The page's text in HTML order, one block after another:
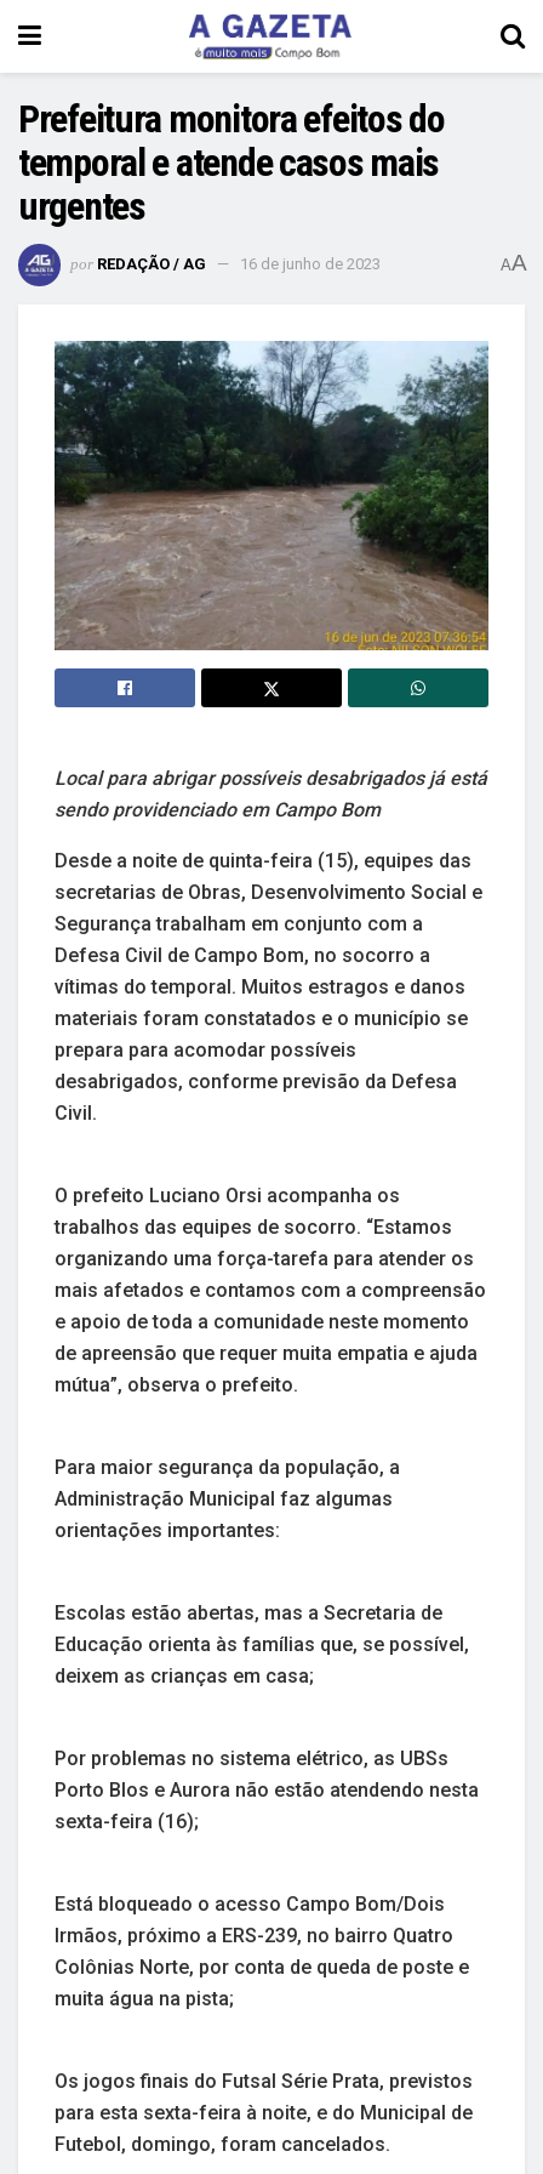
Prefeitura monitora efeitos do
temporal e atende casos mais
urgentes
por REDAÇÃO / AG 16 de junho de 2023 AA
Local para abrigar possíveis desabrigados já está
sendo providenciado em Campo Bom
Desde a noite de quinta-feira (15), equipes das
secretarias de Obras, Desenvolvimento Social e
Segurança trabalham em conjunto com a
Defesa Civil de Campo Bom, no socorro a
vítimas do temporal. Muitos estragos e danos
materiais foram constatados e o município se
prepara para acomodar possíveis
desabrigados, conforme previsão da Defesa
Civil.
O prefeito Luciano Orsi acompanha os
trabalhos das equipes de socorro. “Estamos
organizando uma força-tarefa para atender os
mais afetados e contamos com a compreensão
e apoio de toda a comunidade neste momento
de apreensão que requer muita empatia e ajuda
mútua”, observa o prefeito.
Para maior segurança da população, a
Administração Municipal faz algumas
orientações importantes:
Escolas estão abertas, mas a Secretaria de
Educação orienta às famílias que, se possível,
deixem as crianças em casa;
Por problemas no sistema elétrico, as UBSs
Porto Blos e Aurora não estão atendendo nesta
sexta-feira (16);
Está bloqueado o acesso Campo Bom/Dois
Irmãos, próximo a ERS-239, no bairro Quatro
Colônias Norte, por conta de queda de poste e
muita água na pista;
Os jogos finais do Futsal Série Prata, previstos
para esta sexta-feira à noite, e do Municipal de
Futebol, domingo, foram cancelados.